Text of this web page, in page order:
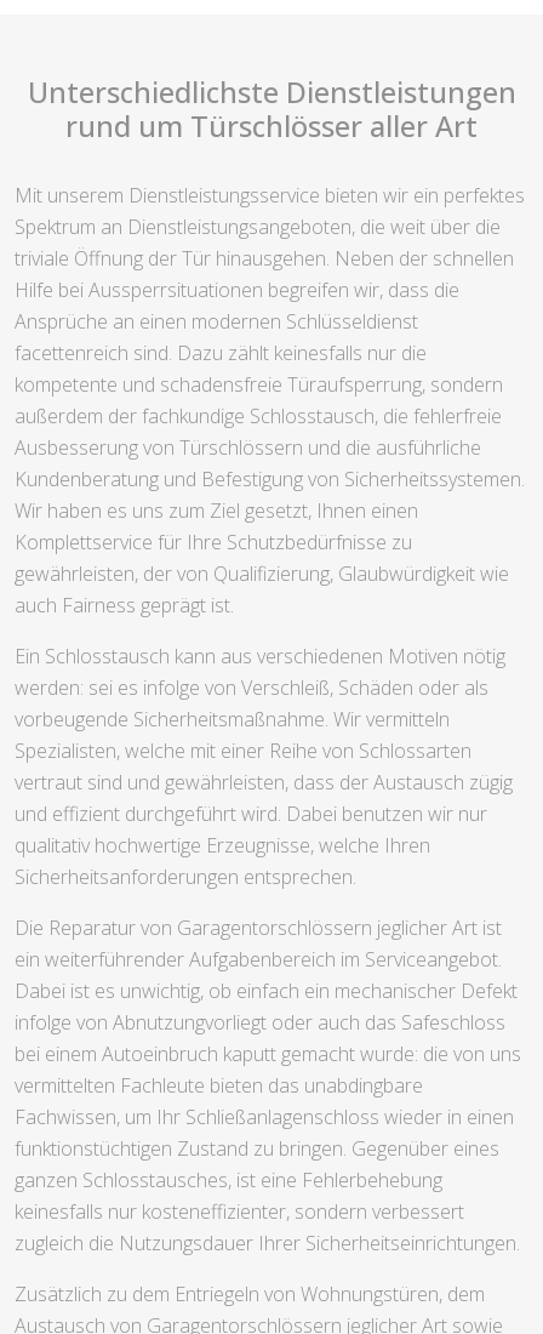
Unterschiedlichste Dienstleistungen
rund um Türschlösser aller Art
Mit unserem Dienstleistungsservice bieten wir ein perfektes
Spektrum an Dienstleistungsangeboten, die weit über die
triviale Öffnung der Tür hinausgehen. Neben der schnellen
Hilfe bei Aussperrsituationen begreifen wir, dass die
Ansprüche an einen modernen Schlüsseldienst
facettenreich sind. Dazu zählt keinesfalls nur die
kompetente und schadensfreie Türaufsperrung, sondern
außerdem der fachkundige Schlosstausch, die fehlerfreie
Ausbesserung von Türschlössern und die ausführliche
Kundenberatung und Befestigung von Sicherheitssystemen.
Wir haben es uns zum Ziel gesetzt, Ihnen einen
Komplettservice für Ihre Schutzbedürfnisse zu
gewährleisten, der von Qualifizierung, Glaubwürdigkeit wie
auch Fairness geprägt ist.
Ein Schlosstausch kann aus verschiedenen Motiven nötig
werden: sei es infolge von Verschleiß, Schäden oder als
vorbeugende Sicherheitsmaßnahme. Wir vermitteln
Spezialisten, welche mit einer Reihe von Schlossarten
vertraut sind und gewährleisten, dass der Austausch zügig
und effizient durchgeführt wird. Dabei benutzen wir nur
qualitativ hochwertige Erzeugnisse, welche Ihren
Sicherheitsanforderungen entsprechen.
Die Reparatur von Garagentorschlössern jeglicher Art ist
ein weiterführender Aufgabenbereich im Serviceangebot.
Dabei ist es unwichtig, ob einfach ein mechanischer Defekt
infolge von Abnutzungvorliegt oder auch das Safeschloss
bei einem Autoeinbruch kaputt gemacht wurde: die von uns
vermittelten Fachleute bieten das unabdingbare
Fachwissen, um Ihr Schließanlagenschloss wieder in einen
funktionstüchtigen Zustand zu bringen. Gegenüber eines
ganzen Schlosstausches, ist eine Fehlerbehebung
keinesfalls nur kosteneffizienter, sondern verbessert
zugleich die Nutzungsdauer Ihrer Sicherheitseinrichtungen.
Zusätzlich zu dem Entriegeln von Wohnungstüren, dem
Austausch von Garagentorschlössern jeglicher Art sowie